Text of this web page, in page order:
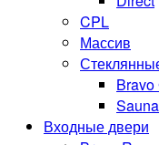
CPL
Массив
Bravo
Sauna
Входные двери